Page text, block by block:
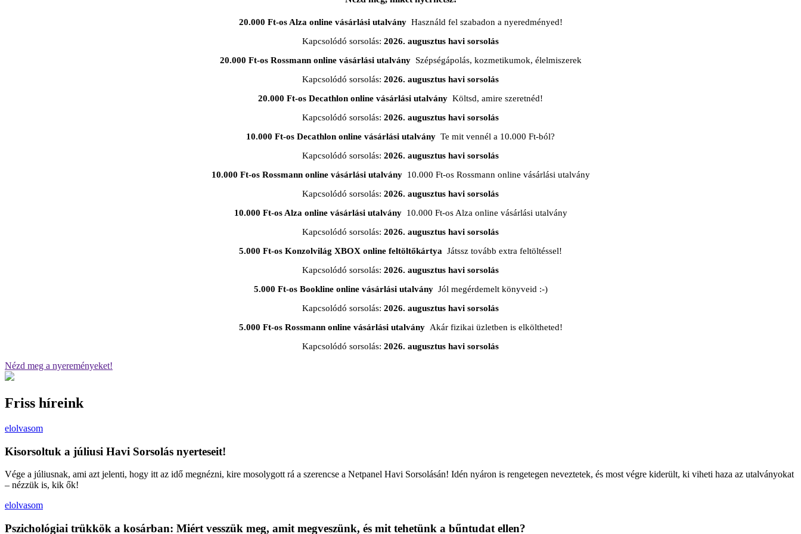
20.000 Ft-os Alza online vásárlási utalványHasználd fel szabadon a nyeredményed!
Kapcsolódó sorsolás: 2026. augusztus havi sorsolás
20.000 Ft-os Rossmann online vásárlási utalványSzépségápolás, kozmetikumok, élelmiszerek
Kapcsolódó sorsolás: 2026. augusztus havi sorsolás
20.000 Ft-os Decathlon online vásárlási utalvány Költsd, amire szeretnéd!
Kapcsolódó sorsolás: 2026. augusztus havi sorsolás
10.000 Ft-os Decathlon online vásárlási utalvány Te mit vennél a 10.000 Ft-ból?
Kapcsolódó sorsolás: 2026. augusztus havi sorsolás
10.000 Ft-os Rossmann online vásárlási utalvány10.000 Ft-os Rossmann online vásárlási utalvány
Kapcsolódó sorsolás: 2026. augusztus havi sorsolás
10.000 Ft-os Alza online vásárlási utalvány10.000 Ft-os Alza online vásárlási utalvány
Kapcsolódó sorsolás: 2026. augusztus havi sorsolás
5.000 Ft-os Konzolvilág XBOX online feltöltőkártya Játssz tovább extra feltöltéssel!
Kapcsolódó sorsolás: 2026. augusztus havi sorsolás
5.000 Ft-os Bookline online vásárlási utalványJól megérdemelt könyveid :-)
Kapcsolódó sorsolás: 2026. augusztus havi sorsolás
5.000 Ft-os Rossmann online vásárlási utalványAkár fizikai üzletben is elköltheted!
Kapcsolódó sorsolás: 2026. augusztus havi sorsolás
Nézd meg a nyereményeket!
Friss híreink
elolvasom
Kisorsoltuk a júliusi Havi Sorsolás nyerteseit!
Vége a júliusnak, ami azt jelenti, hogy itt az idő megnézni, kire mosolygott rá a szerencse a Netpanel Havi Sorsolásán! Idén nyáron is rengetegen neveztetek, és most végre kiderült, ki viheti haza az utalványokat
– nézzük is, kik ők!
elolvasom
Pszichológiai trükkök a kosárban: Miért vesszük meg, amit megveszünk, és mit tehetünk a bűntudat ellen?